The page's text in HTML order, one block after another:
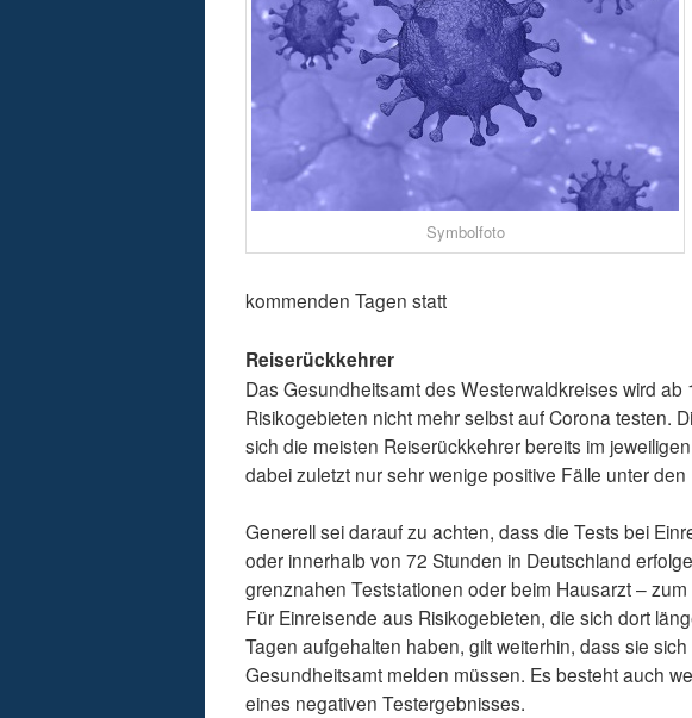
Symbolfoto
kommenden Tagen statt
Reiserückkehrer
Das Gesundheitsamt des Westerwaldkreises wird
Risikogebieten nicht mehr selbst auf Corona testen.
sich die meisten Reiserückkehrer bereits im
dabei zuletzt nur sehr wenige positive Fälle unter
Generell sei darauf zu achten, dass die Tests bei
oder innerhalb von 72 Stunden in Deutschland
grenznahen Teststationen oder beim Hausarzt –
Für Einreisende aus Risikogebieten, die sich dort
Tagen aufgehalten haben, gilt weiterhin, dass sie
Gesundheitsamt melden müssen. Es besteht auch
eines negativen Testergebnisses.